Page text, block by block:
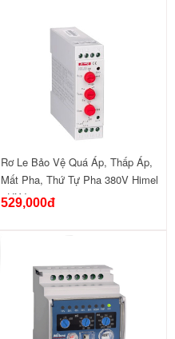
Rơ Le Bảo Vệ Quá Áp, Thấp Áp,
Mất Pha, Thứ Tự Pha 380V Himel
- HXJ9380
529,000đ